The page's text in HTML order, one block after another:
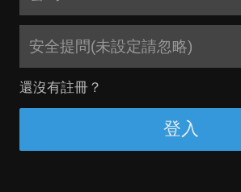
安全提問(未設定請忽略)
還沒有註冊？
登入